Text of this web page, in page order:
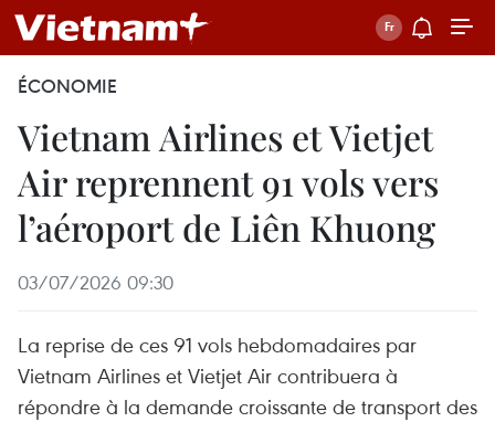
ÉCONOMIE
Vietnam Airlines et Vietjet
Air reprennent 91 vols vers
l’aéroport de Liên Khuong
03/07/2026 09:30
La reprise de ces 91 vols hebdomadaires par
Vietnam Airlines et Vietjet Air contribuera à
répondre à la demande croissante de transport des